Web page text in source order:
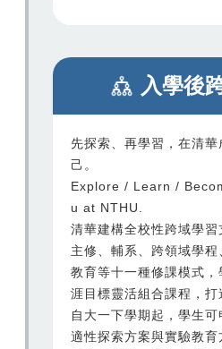
入學後
先探索、再學習，在清華
己。
Explore / Learn /
u at NTHU.
清華建構全校性跨域學
主修、輔系、跨領域學
教育等十一種修課模式
涯目標靈活組合課程，打
自大一下學期起，學生可
適性探索方案與實驗教